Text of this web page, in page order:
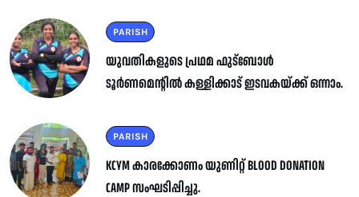
PARISH
യുവതികളുടെ പ്രഥമ ഫുട്ബോൾ
ടൂർണമെന്റിൽ കള്ളിക്കാട് ഇടവകയ്ക്ക് ഒന്നാം.
PARISH
KCYM കാരക്കോണം യുണിറ്റ് BLOOD DONATION
CAMP സംഘടിപ്പിച്ചു.